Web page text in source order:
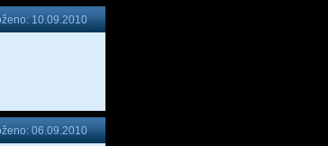
10.09.2010
06.09.2010